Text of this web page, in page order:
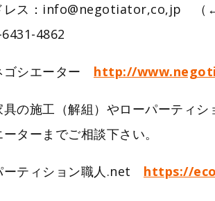
レス：info@negotiator,co,jp （←
4862
ゴシエーター http://
具の施工（解組）やローパーティ
ターまでご相談下さい。
ーティション職人.net https://